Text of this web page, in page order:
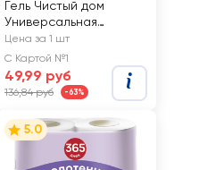
Гель Чистый дом
Универсальная
защита 20 мл
Цена за 1 шт
С Картой №1
49,99 руб
136,84 руб -63%
5.0